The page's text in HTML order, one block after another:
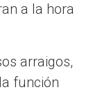
a la hora
arraigos,
función